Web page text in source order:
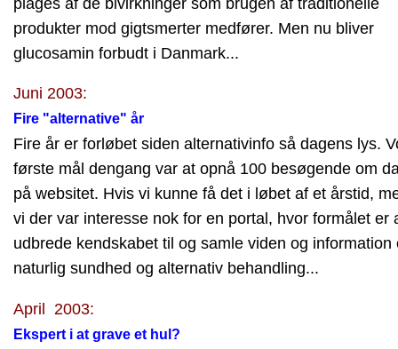
produkter mod gigtsmerter medfører. Men nu bliver
glucosamin forbudt i Danmark...
Juni 2003:
Fire "alternative" år
Fire år er forløbet siden alternativinfo så dagens lys.
første mål dengang var at opnå 100 besøgende om
på websitet. Hvis vi kunne få det i løbet af et årstid,
vi der var interesse nok for en portal, hvor formålet er
udbrede kendskabet til og samle viden og information
naturlig sundhed og alternativ behandling...
April 2003:
Ekspert i at grave et hul?